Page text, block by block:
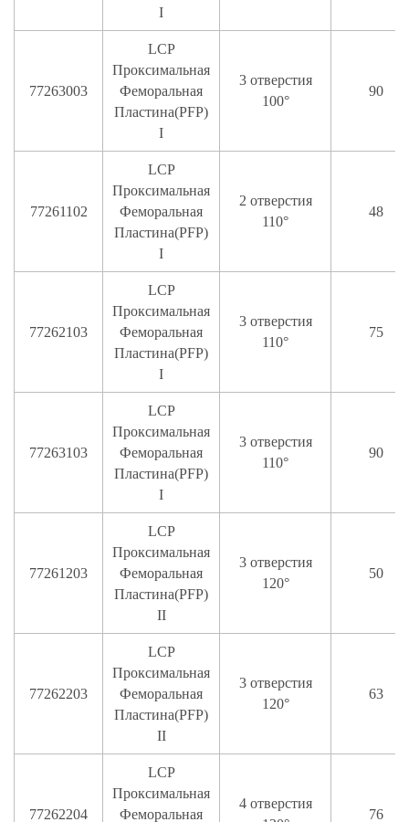
I
77263003
LCP
Проксимальная
Феморальная
Пластина(PFP)
I
3 отверстия
100°
90
77261102
LCP
Проксимальная
Феморальная
Пластина(PFP)
I
2 отверстия
110°
48
77262103
LCP
Проксимальная
Феморальная
Пластина(PFP)
I
3 отверстия
110°
75
77263103
LCP
Проксимальная
Феморальная
Пластина(PFP)
I
3 отверстия
110°
90
77261203
LCP
Проксимальная
Феморальная
Пластина(PFP)
II
3 отверстия
120°
50
77262203
LCP
Проксимальная
Феморальная
Пластина(PFP)
II
3 отверстия
120°
63
77262204
LCP
Проксимальная
Феморальная
4 отверстия
76